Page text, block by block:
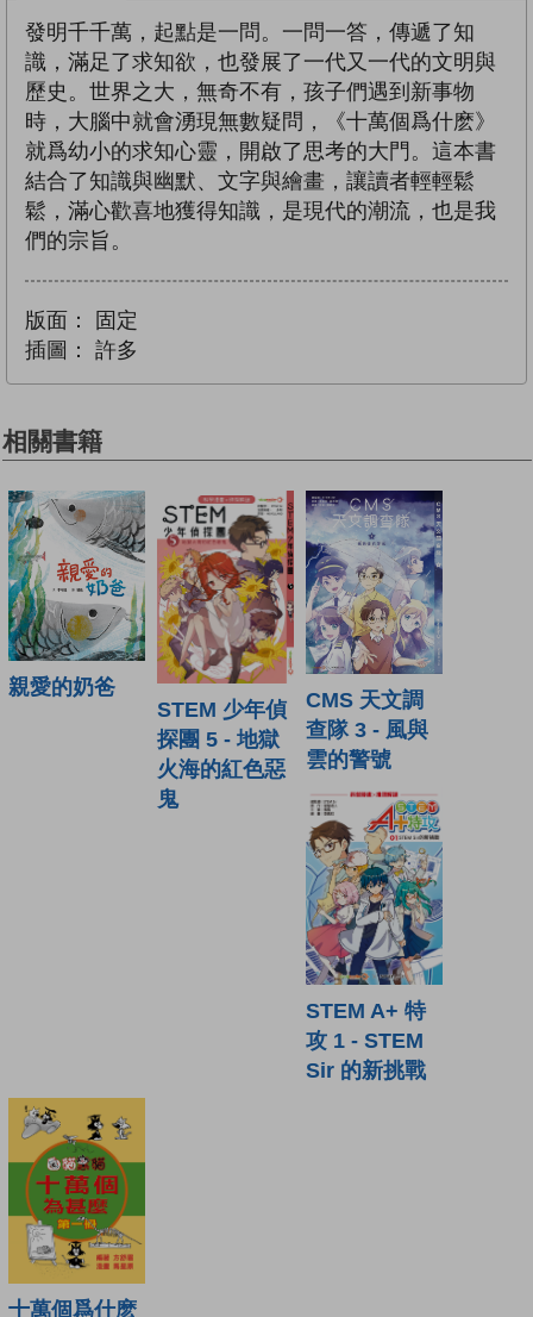
發明千千萬，起點是一問。一問一答，傳遞了知
識，滿足了求知欲，也發展了一代又一代的文明與
歷史。世界之大，無奇不有，孩子們遇到新事物
時，大腦中就會湧現無數疑問，《十萬個爲什麽》
就爲幼小的求知心靈，開啟了思考的大門。這本書
結合了知識與幽默、文字與繪畫，讓讀者輕輕鬆
鬆，滿心歡喜地獲得知識，是現代的潮流，也是我
們的宗旨。
版面：
固定
插圖：
許多
相關書籍
親愛的奶爸
STEM 少年偵
探團 5 - 地獄
火海的紅色惡
鬼
CMS 天文調
查隊 3 - 風與
雲的警號
STEM A+ 特
攻 1 - STEM
Sir 的新挑戰
十萬個爲什麽